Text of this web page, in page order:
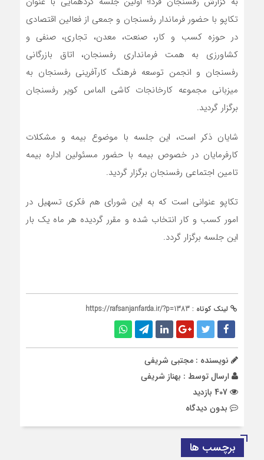
تکاپو با حضور فرماندار رفسنجان و جمعی از فعالین اقتصادی
در حوزه کسب و کار، صنعت، معدن، تجاری، صنفی و
کشاورزی به همت فرمانداری رفسنجان، اتاق بازرگانی
رفسنجان و انجمن توسعه فرهنگ کارآفرینی رفسنجان به
میزبانی مجموعه کارخانجات کاشی الماس کویر رفسنجان
برگزار گردید.
شایان ذکر است، این جلسه با موضوع بیمه و مشکلات
کارفرمایان در خصوص بیمه با حضور مسئولین اداره بیمه
تامین اجتماعی رفسنجان برگزار گردید.
تکاپو عنوانی است که به این شورای هم فکری تسهیل در
امور کسب و کار انتخاب شده و مقرر گردیده هر ماه یک بار
این جلسه برگزار گردد.
لینک کوتاه : https://rafsanjanfarda.ir/?p=1383
نویسنده : مجتبی شریفی
ارسال توسط : بهناز شریفی
بدون دیدگاه
برچسب ها